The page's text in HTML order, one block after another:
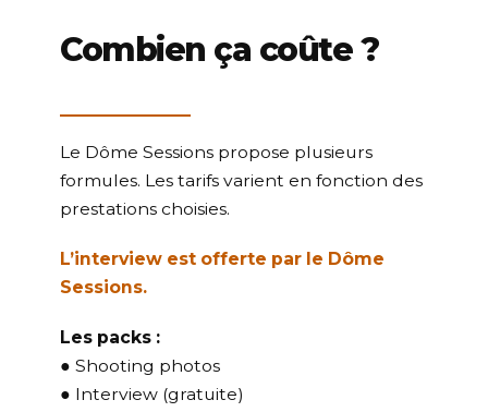
Combien ça coûte ?
Le Dôme Sessions propose plusieurs
formules. Les tarifs varient en fonction des
prestations choisies.
L’interview est offerte par le Dôme
Sessions.
Les packs :
● Shooting photos
● Interview (gratuite)